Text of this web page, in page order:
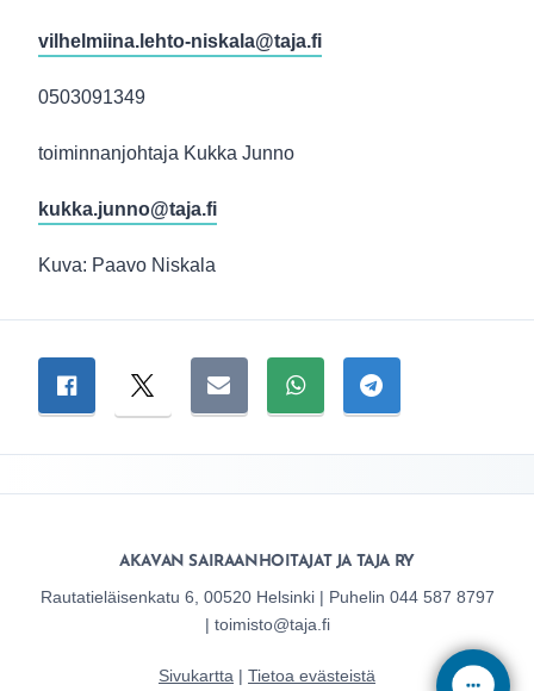
vilhelmiina.lehto-niskala@taja.fi
0503091349
toiminnanjohtaja Kukka Junno
kukka.junno@taja.fi
Kuva: Paavo Niskala
Jaa sivu
Jaa Facebookissa
Jaa TwitterissäJaa sähköpostitse
Jaa WhatsAppissa
Jaa
AKAVAN SAIRAANHOITAJAT JA TAJA RY
Rautatieläisenkatu 6, 00520 Helsinki | Puhelin 044 587 8797
| toimisto@taja.fi
Sivukartta Tietoa evästeistä